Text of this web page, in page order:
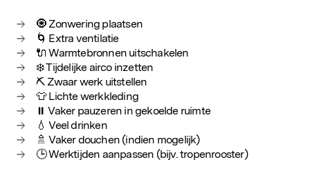
🧿 Zonwering plaatsen
🌀 Extra ventilatie
🔌 Warmtebronnen uitschakelen
❄️ Tijdelijke airco inzetten
⛏️ Zwaar werk uitstellen
👕 Lichte werkkleding
⏸️ Vaker pauzeren in gekoelde ruimte
💧 Veel drinken
🚿 Vaker douchen (indien mogelijk)
🕒 Werktijden aanpassen (bijv. tropenrooster)